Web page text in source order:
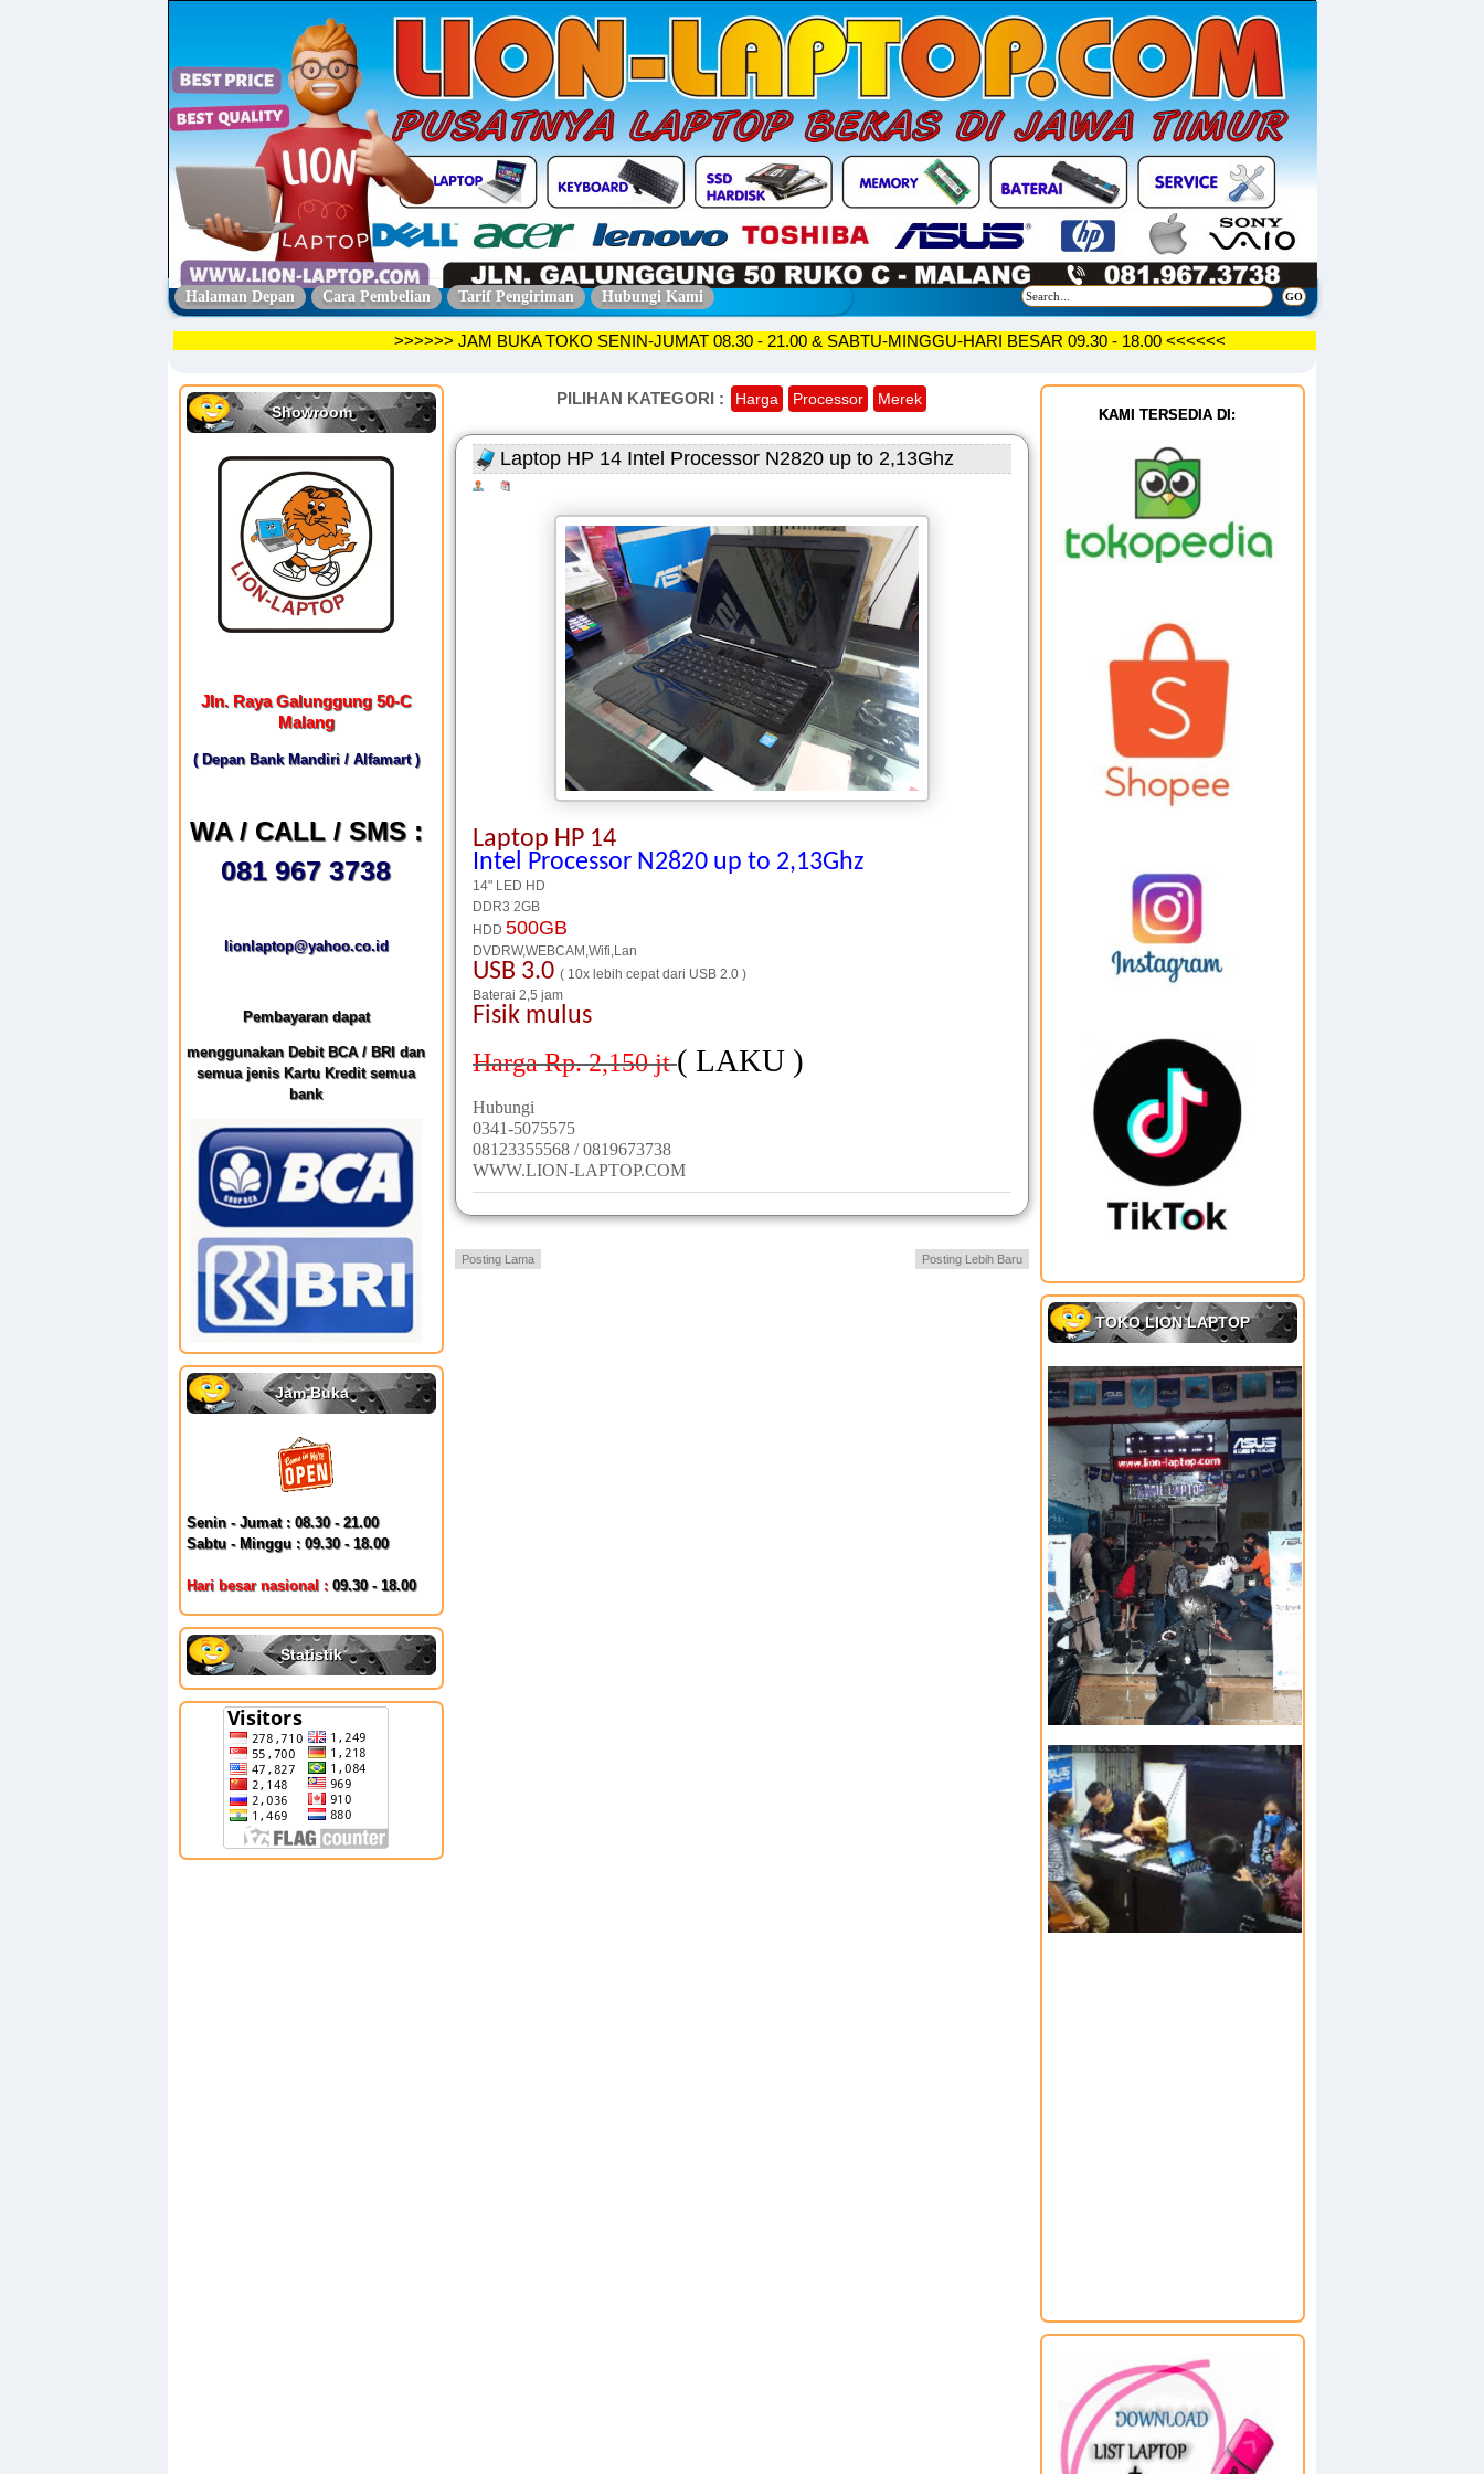
Halaman Depan Cara Pembelian Tarif Pengiriman Hubungi Kami
>>>>>> JAM BUKA TOKO SENIN-JUMAT 08.30 - 21.00 & SABTU-MINGGU-HARI BESAR 09.30 - 18.00 <<<<<<
Showroom
Jln. Raya Galunggung 50-C
Malang
( Depan Bank Mandiri / Alfamart )
WA / CALL / SMS :
081 967 3738
lionlaptop@yahoo.co.id
Pembayaran dapat
menggunakan Debit BCA / BRI dan
semua jenis Kartu Kredit semua
bank
Jam Buka
Senin - Jumat : 08.30 - 21.00
Sabtu - Minggu : 09.30 - 18.00
Hari besar nasional : 09.30 - 18.00
Statistik
PILIHAN KATEGORI : Harga Processor Merek
Laptop HP 14 Intel Processor N2820 up to 2,13Ghz
Laptop HP 14
Intel Processor N2820 up to 2,13Ghz
14" LED HD
DDR3 2GB
HDD 500GB
DVDRW,WEBCAM,Wifi,Lan
USB 3.0 ( 10x lebih cepat dari USB 2.0 )
Baterai 2,5 jam
Fisik mulus
Harga Rp. 2,150jt ( LAKU )
Hubungi
0341-5075575
08123355568 / 0819673738
WWW.LION-LAPTOP.COM
Posting Lebih Baru
Posting Lama
KAMI TERSEDIA DI:
TOKO LION LAPTOP